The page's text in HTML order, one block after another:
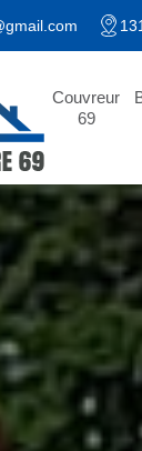
Couvreur
69